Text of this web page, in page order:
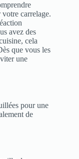
carrelage.
avez des
cela
que vous les
une
pour une
de